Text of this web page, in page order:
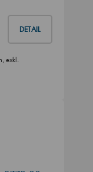
DETAIL
exkl.